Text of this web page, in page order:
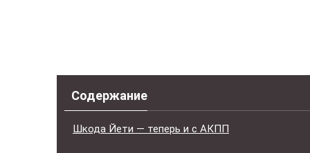
Содержание
Шкода Йети — теперь и с АКПП